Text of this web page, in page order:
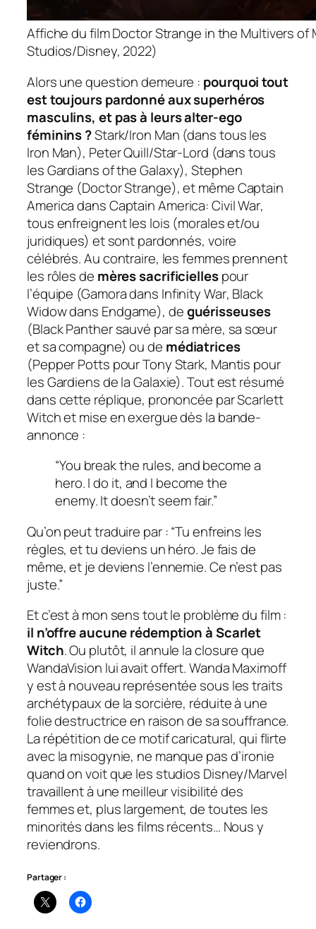
Affiche du film Doctor Strange in the Multivers of
Studios/Disney, 2022)
Alors une question demeure : pourquoi tout
est toujours pardonné aux superhéros
masculins, et pas à leurs alter-ego
féminins ?Stark/Iron Man (dans tous les
Iron Man), Peter Quill/Star-Lord (dans tous
lesGardians of the Galaxy), Stephen
Strange (Doctor Strange), et même Captain
America dansCaptain America: Civil War,
tous enfreignent les lois (morales et/ou
juridiques) et sont pardonnés, voire
célébrés. Au contraire, les femmes prennent
les rôles de mères sacrificiellespour
l’équipe (Gamora dans Infinity War, Black
Widow dans Endgame), deguérisseuses
(Black Panther sauvé par sa mère, sa sœur
et sa compagne) ou de médiatrices
(Pepper Potts pour Tony Stark, Mantis pour
les Gardiens de la Galaxie). Tout est résumé
dans cette réplique, prononcée par Scarlett
Witch et mise en exergue dès la bande-
annonce :
“You break the rules, and become a
hero. I do it, and I become the
enemy. It doesn’t seem fair.”
Qu’on peut traduire par : “Tu enfreins les
règles, et tu deviens un héro. Je fais de
même, et je deviens l’ennemie. Ce n’est pas
juste.”
Et c’est à mon sens tout le problème du film :
il n’offre aucune rédemption à Scarlet
Witch. Ou plutôt, il annule laclosureque
WandaVision lui avait offert. Wanda Maximoff
y est à nouveau représentée sous les traits
archétypaux de la sorcière, réduite à une
folie destructrice en raison de sa souffrance.
La répétition de ce motif caricatural, qui flirte
avec la misogynie, ne manque pas d’ironie
quand on voit que les studios Disney/Marvel
travaillent à une meilleur visibilité des
femmes et, plus largement, de toutes les
minorités dans les films récents… Nous y
reviendrons.
Partager :